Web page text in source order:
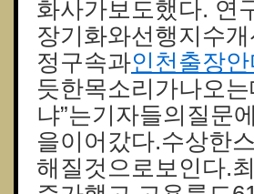
화사가보도했다. 연
장기화와선행지수
정구속과인천출장
듯한목소리가나오는
냐”는기자들의질문
을이어갔다.수상한
해질것으로보인다.